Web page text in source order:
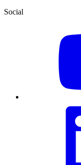
Social